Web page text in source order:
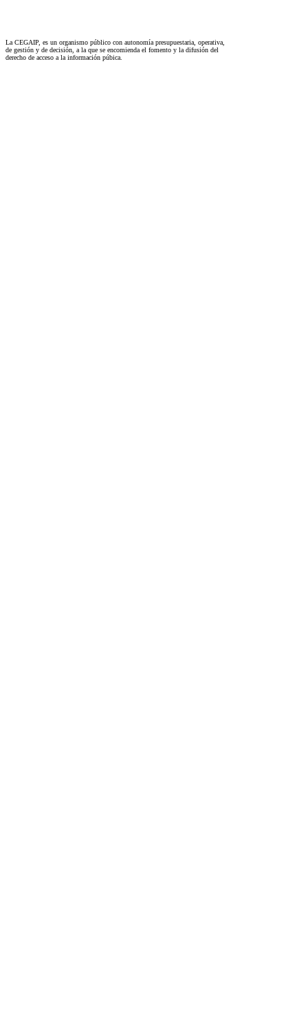
La CEGAIP, es un organismo público con autonomía presupuestaria, operativa,
de gestión y de decisión, a la que se encomienda el fomento y la difusión del
derecho de acceso a la información púbica.